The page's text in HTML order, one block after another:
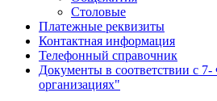
Столовые
Платежные реквизиты
Контактная информация
Телефонный справочник
Документы в соответствии с
организациях"